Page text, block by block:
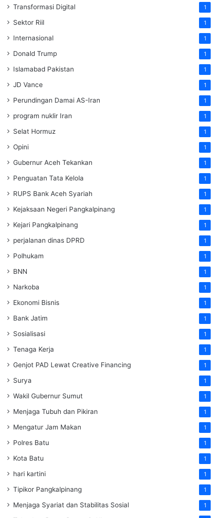
Transformasi Digital 1
Sektor Riil 1
Internasional 1
Donald Trump 1
Islamabad Pakistan 1
JD Vance 1
Perundingan Damai AS-Iran 1
program nuklir Iran 1
Selat Hormuz 1
Opini 1
Gubernur Aceh Tekankan 1
Penguatan Tata Kelola 1
RUPS Bank Aceh Syariah 1
Kejaksaan Negeri Pangkalpinang 1
Kejari Pangkalpinang 1
perjalanan dinas DPRD 1
Polhukam 1
BNN 1
Narkoba 1
Ekonomi Bisnis 1
Bank Jatim 1
Sosialisasi 1
Tenaga Kerja 1
Genjot PAD Lewat Creative Financing 1
Surya 1
Wakil Gubernur Sumut 1
Menjaga Tubuh dan Pikiran 1
Mengatur Jam Makan 1
Polres Batu 1
Kota Batu 1
hari kartini 1
Tipikor Pangkalpinang 1
Menjaga Syariat dan Stabilitas Sosial 1